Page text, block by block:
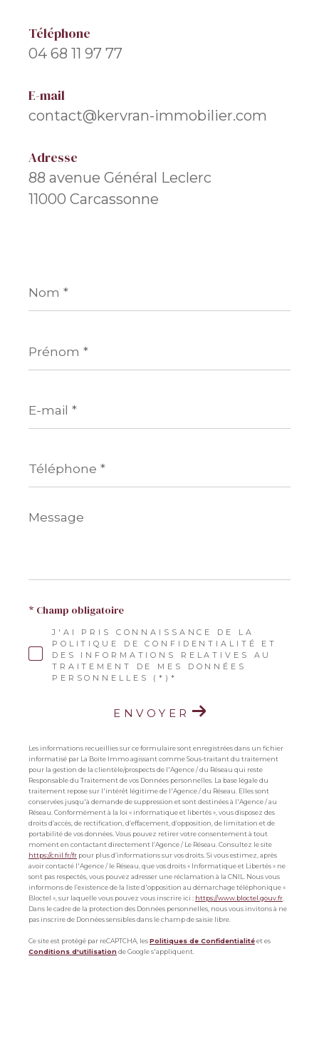
Téléphone
04 68 11 97 77
E-mail
contact@kervran-immobilier.com
Adresse
88 avenue Général Leclerc
11000 Carcassonne
*
*
mail
*
*
Message
*
J'AI PRIS CONNAISSANCE DE LA
POLITIQUE DE CONFIDENTIALITÉ ET
DES INFORMATIONS RELATIVES AU
TRAITEMENT DE MES DONNÉES
PERSONNELLES (*)*
* Champ obligatoire
ENVOYER
Les informations recueillies sur ce formulaire sont enregistrées dans un fichier
informatisé par La Boite Immo agissant comme Sous-traitant du traitement
pour la gestion de la clientèle/prospects de l'Agence / du Réseau qui reste
Responsable du Traitement de vos Données personnelles. La base légale du
traitement repose sur l'intérêt légitime de l'Agence / du Réseau. Elles sont
conservées jusqu'à demande de suppression et sont destinées à l'Agence / au
Réseau. Conformément à la loi « informatique et libertés », vous disposez des
droits d’accès, de rectification, d’effacement, d’opposition, de limitation et de
portabilité de vos données. Vous pouvez retirer votre consentement à tout
moment en contactant directement l’Agence / Le Réseau. Consultez le site
https://cnil.fr/fr pour plus d’informations sur vos droits. Si vous estimez, après
avoir contacté l'Agence / le Réseau, que vos droits « Informatique et Libertés » ne
sont pas respectés, vous pouvez adresser une réclamation à la CNIL. Nous vous
informons de l’existence de la liste d'opposition au démarchage téléphonique «
Bloctel », sur laquelle vous pouvez vous inscrire ici : https://www.bloctel.gouv.fr.
Dans le cadre de la protection des Données personnelles, nous vous invitons à ne
pas inscrire de Données sensibles dans le champ de saisie libre.
Ce site est protégé par reCAPTCHA, lesPolitiques de Confidentialitéet es
Conditions d'utilisationde Google s'appliquent.